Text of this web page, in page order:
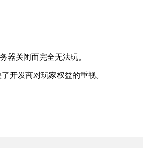
器关闭而完全无法玩。
开发商对玩家权益的重视。